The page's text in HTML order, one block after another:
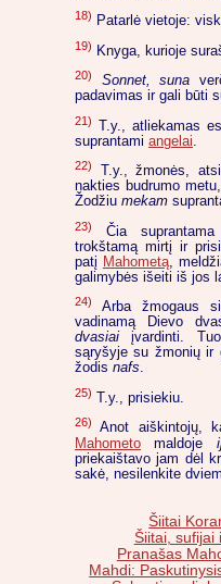
18) Patarlė vietoje:
19) Knyga, kurioje
20) Sonnet, suna
padavimas ir gali būti
21) T.y., atliekamas
suprantami angelai.
22)
T.y., žmonės,
nakties budrumo
Žodžiu mekam
23)
Čia
trokštamą mirtį ir
patį Mahometą,
galimybės išeiti iš jos
24) Arba žmogaus
vadinamą Dievo
dvasiai įvardinti.
sąryšyje su žmonių ir
žodis nafs.
25) T.y., prisiekiu.
26)
Anot aiškintojų,
Mahometo maldoje
priekaištavo jam dėl
sakė, nesilenkite
Šiitai
Šiitai, sufijai
Pranašas
Mahdi: